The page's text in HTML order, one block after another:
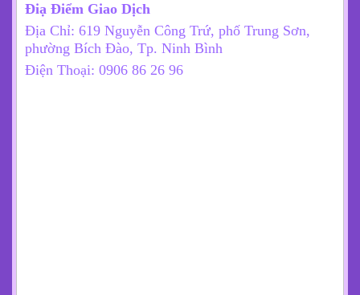
Điạ Điểm Giao Dịch
Địa Chỉ: 619 Nguyễn Công Trứ, phố Trung Sơn,
phường Bích Đào, Tp. Ninh Bình
Điện Thoại: 0906 86 26 96